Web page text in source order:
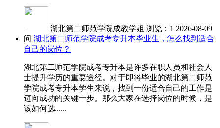
湖北第二师范学院成教学姐 浏览：1 2026-08-09
问 湖北第二师范学院成考专升本毕业生，怎么找到适合
自己的岗位？
湖北第二师范学院成考专升本是许多在职人员和社会人
士提升学历的重要途径。对于即将毕业的湖北第二师范
学院成考专升本学生来说，找到一份适合自己的工作是
迈向成功的关键一步。那么大家在选择岗位的时候，是
该如何选......